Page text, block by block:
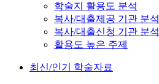
학술지 활용도 분석
복사/대출제공 기관 분석
복사/대출신청 기관 분석
활용도 높은 주제
최신/인기 학술자료